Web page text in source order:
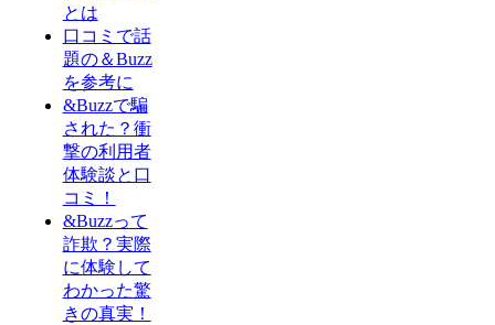
とは
口コミで話
題の＆Buzz
を参考に
&Buzzで騙
された？衝
撃の利用者
体験談と口
コミ！
&Buzzって
詐欺？実際
に体験して
わかった驚
きの真実！